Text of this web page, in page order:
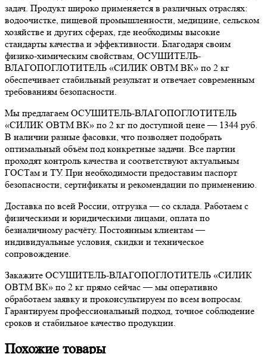
задач. Продукт широко применяется в различных отраслях:
водоочистке, пищевой промышленности, медицине, сельском
хозяйстве и других сферах, где необходимы высокие
стандарты качества и эффективности. Благодаря своим
физико-химическим свойствам, ОСУШИТЕЛЬ-
ВЛАГОПОГЛОТИТЕЛЬ «СИЛИК ОВТМ ВК» по 2 кг
обеспечивает стабильный результат и отвечает современным
требованиям безопасности.
Мы предлагаем ОСУШИТЕЛЬ-ВЛАГОПОГЛОТИТЕЛЬ
«СИЛИК ОВТМ ВК» по 2 кг по доступной цене — 1344 руб.
В наличии разные фасовки, что позволяет подобрать
оптимальный объём под конкретные задачи. Все партии
проходят контроль качества и соответствуют актуальным
ГОСТам и ТУ. При необходимости предоставим паспорт
безопасности, сертификаты и рекомендации по применению.
Доставка по всей России, отгрузка — со склада. Работаем с
физическими и юридическими лицами, оплата по
безналичному расчёту. Постоянным клиентам —
индивидуальные условия, скидки и техническое
сопровождение.
Закажите ОСУШИТЕЛЬ-ВЛАГОПОГЛОТИТЕЛЬ «СИЛИК
ОВТМ ВК» по 2 кг прямо сейчас — мы оперативно
обработаем заявку и проконсультируем по всем вопросам.
Гарантируем профессиональный подход, точное соблюдение
сроков и стабильное качество продукции.
Похожие товары